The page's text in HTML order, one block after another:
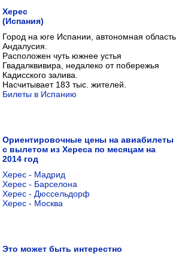
Херес
(Испания)
Город на юге Испании, автономная область
Андалусия.
Расположен чуть южнее устья
Гвадалквивира, недалеко от побережья
Кадисского залива.
Насчитывает 183 тыс. жителей.
Билеты в Испанию
Ориентировочные цены на авиабилеты
с вылетом из Хереса по месяцам на
2014 год
Херес - Мадрид
Херес - Барселона
Херес - Дюссельдорф
Херес - Москва
Это может быть интерестно